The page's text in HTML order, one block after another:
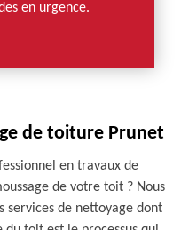
en urgence.
de toiture Prunet
en travaux de
de votre toit ? Nous
services de nettoyage dont